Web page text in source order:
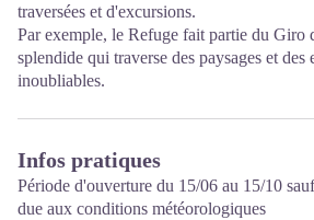
traversées et d'excursions.
Par exemple, le Refuge fait partie du Giro
splendide qui traverse des paysages et des
inoubliables.
Infos pratiques
Période d'ouverture du 15/06 au 15/10
due aux conditions météorologiques